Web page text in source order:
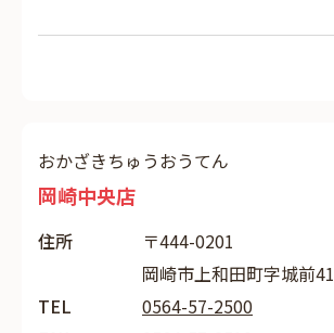
おかざきちゅうおうてん
岡崎中央店
住所
〒444-0201
岡崎市上和田町字城前41
TEL
0564-57-2500